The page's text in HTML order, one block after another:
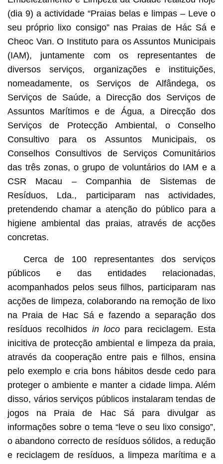
(dia 9) a actividade “Praias belas e limpas – Leve o
seu próprio lixo consigo” nas Praias de Hác Sá e
Cheoc Van. O Instituto para os Assuntos Municipais
(IAM), juntamente com os representantes de
diversos serviços, organizações e instituições,
nomeadamente, os Serviços de Alfândega, os
Serviços de Saúde, a Direcção dos Serviços de
Assuntos Marítimos e de Água, a Direcção dos
Serviços de Protecção Ambiental, o Conselho
Consultivo para os Assuntos Municipais, os
Conselhos Consultivos de Serviços Comunitários
das três zonas, o grupo de voluntários do IAM e a
CSR Macau – Companhia de Sistemas de
Resíduos, Lda., participaram nas actividades,
pretendendo chamar a atenção do público para a
higiene ambiental das praias, através de acções
concretas.
Cerca de 100 representantes dos serviços
públicos e das entidades relacionadas,
acompanhados pelos seus filhos, participaram nas
acções de limpeza, colaborando na remoção de lixo
na Praia de Hac Sá e fazendo a separação dos
resíduos recolhidos in loco para reciclagem. Esta
inicitiva de protecção ambiental e limpeza da praia,
através da cooperação entre pais e filhos, ensina
pelo exemplo e cria bons hábitos desde cedo para
proteger o ambiente e manter a cidade limpa. Além
disso, vários serviços públicos instalaram tendas de
jogos na Praia de Hac Sá para divulgar as
informações sobre o tema “leve o seu lixo consigo”,
o abandono correcto de resíduos sólidos, a redução
e reciclagem de resíduos, a limpeza marítima e a